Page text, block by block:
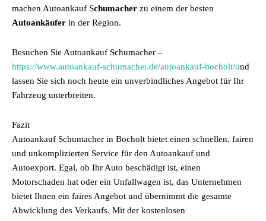
machen Autoankauf Schumacher zu einem der besten
Autoankäufer in der Region.
Besuchen Sie Autoankauf Schumacher –
https://www.autoankauf-schumacher.de/autoankauf-bocholt/und
lassen Sie sich noch heute ein unverbindliches Angebot für Ihr
Fahrzeug unterbreiten.
Fazit
Autoankauf Schumacher in Bocholt bietet einen schnellen, fairen
und unkomplizierten Service für den Autoankauf und
Autoexport. Egal, ob Ihr Auto beschädigt ist, einen
Motorschaden hat oder ein Unfallwagen ist, das Unternehmen
bietet Ihnen ein faires Angebot und übernimmt die gesamte
Abwicklung des Verkaufs. Mit der kostenlosen